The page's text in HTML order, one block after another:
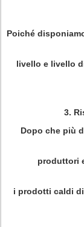
Poiché
livello e livello
3.
Dopo che più
produttori
i prodotti caldi